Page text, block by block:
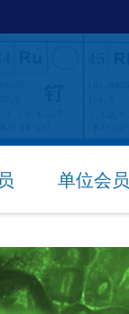
单位会员